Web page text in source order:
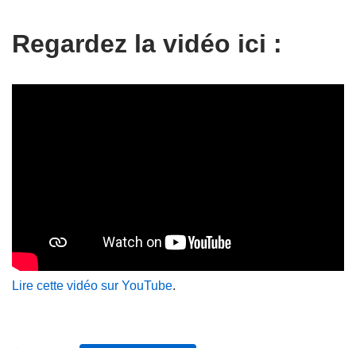
Regardez la vidéo ici :
Lire cette vidéo sur YouTube.